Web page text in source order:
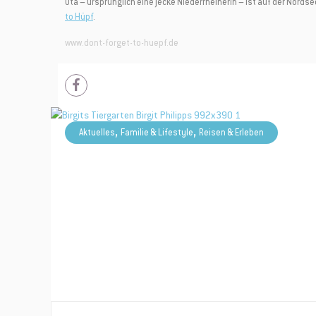
Uta – ursprünglich eine jecke Niederrheinerin – ist auf der
to Hüpf.
www.dont-forget-to-huepf.de
Aktuelles, Familie & Lifestyle, Reisen & Erleben